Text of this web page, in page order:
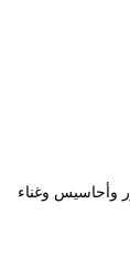
وأحاسيس وغناء